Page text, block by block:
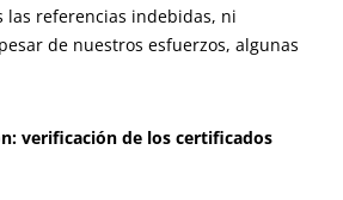
las referencias indebidas, ni
de nuestros esfuerzos, algunas
verificación de los certificados